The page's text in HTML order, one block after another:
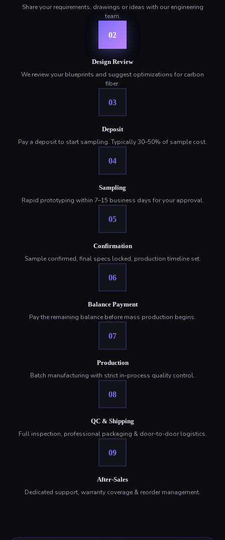
Share your requirements, drawings or ideas with our engineering
team.
02
Design Review
We review your blueprints and suggest optimizations for carbon
fiber.
03
Deposit
Pay a deposit to start sampling. Typically 30–50% of sample cost.
04
Sampling
Rapid prototyping within 7–15 business days for your approval.
05
Confirmation
Sample confirmed, final specs locked, production timeline set.
06
Balance Payment
Pay the remaining balance before mass production begins.
07
Production
Batch manufacturing with strict in-process quality control.
08
QC & Shipping
Full inspection, professional packaging & door-to-door logistics.
09
After-Sales
Dedicated support, warranty coverage & reorder management.